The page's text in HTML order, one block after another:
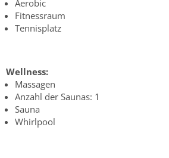
Aerobic
Fitnessraum
Tennisplatz
Wellness:
Massagen
Anzahl der Saunas: 1
Sauna
Whirlpool